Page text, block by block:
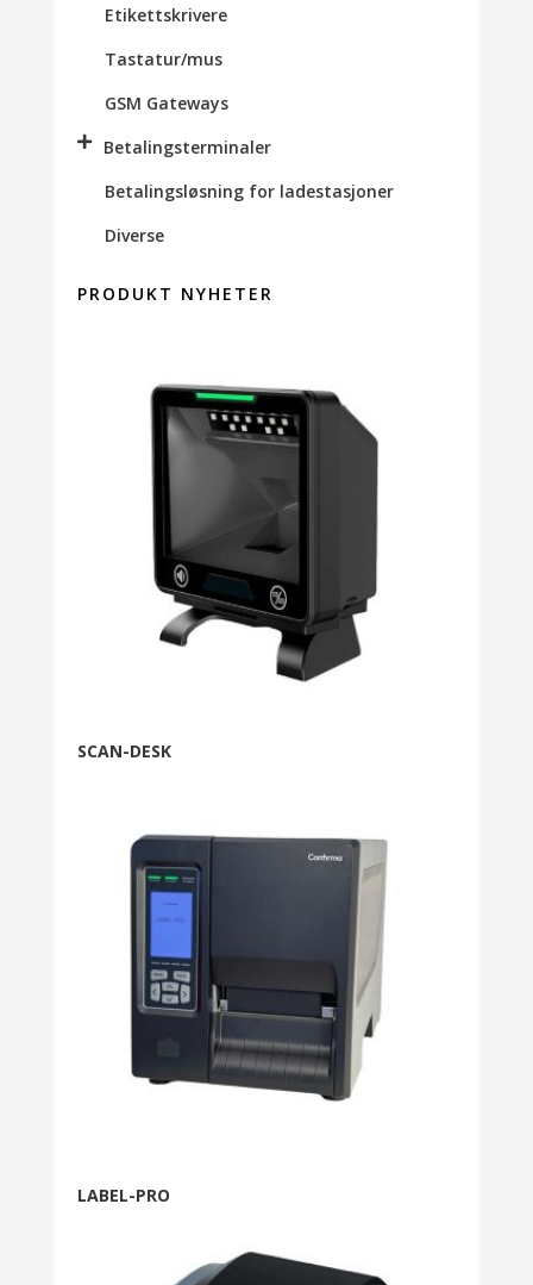
Etikettskrivere
Tastatur/mus
GSM Gateways
Betalingsterminaler
Betalingsløsning for ladestasjoner
Diverse
PRODUKT NYHETER
SCAN-DESK
LABEL-PRO